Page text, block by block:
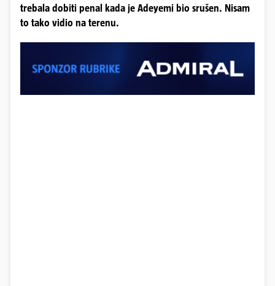
trebala dobiti penal kada je Adeyemi bio srušen. Nisam
to tako vidio na terenu.